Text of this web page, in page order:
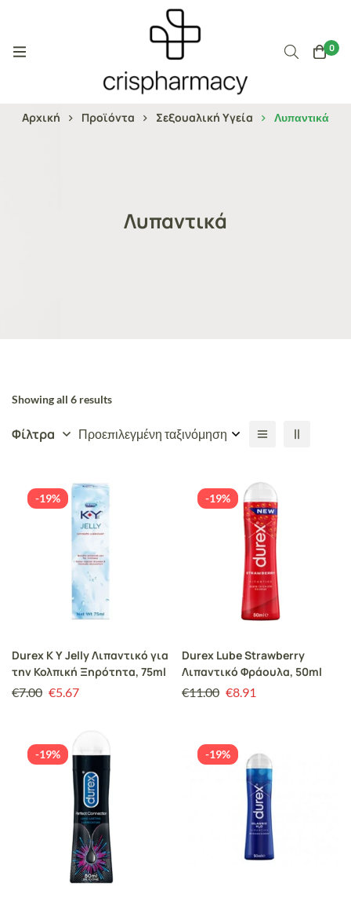
0
Αρχική Προϊόντα Σεξουαλική Υγεία Λυπαντικά
Λυπαντικά
Showing all 6 results
Φίλτρα Προεπιλεγμένη ταξινόμηση
-19%
Durex K Y Jelly Λιπαντικό για
την Κολπική Ξηρότητα, 75ml
€7.00 €5.67
-19%
Durex Lube Strawberry
Λιπαντικό Φράουλα, 50ml
€11.00 €8.91
-19% -19%